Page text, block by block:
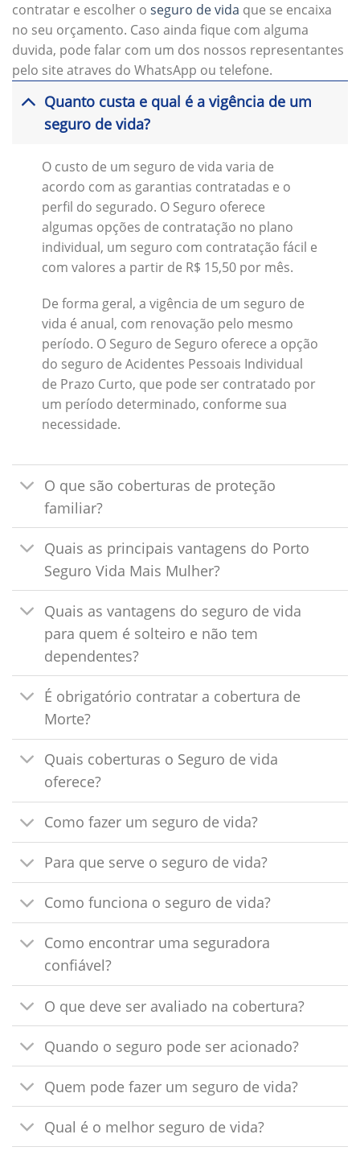
contratar e escolher o seguro de vida que se encaixa
no seu orçamento. Caso ainda fique com alguma
duvida, pode falar com um dos nossos representantes
pelo site atraves do WhatsApp ou telefone.
Quanto custa e qual é a vigência de um
seguro de vida?
O custo de um seguro de vida varia de
acordo com as garantias contratadas e o
perfil do segurado. O Seguro oferece
algumas opções de contratação no plano
individual, um seguro com contratação fácil e
com valores a partir de R$ 15,50 por mês.
De forma geral, a vigência de um seguro de
vida é anual, com renovação pelo mesmo
período. O Seguro de Seguro oferece a opção
do seguro de Acidentes Pessoais Individual
de Prazo Curto, que pode ser contratado por
um período determinado, conforme sua
necessidade.
O que são coberturas de proteção
familiar?
Quais as principais vantagens do Porto
Seguro Vida Mais Mulher?
Quais as vantagens do seguro de vida
para quem é solteiro e não tem
dependentes?
É obrigatório contratar a cobertura de
Morte?
Quais coberturas o Seguro de vida
oferece?
Como fazer um seguro de vida?
Para que serve o seguro de vida?
Como funciona o seguro de vida?
Como encontrar uma seguradora
confiável?
O que deve ser avaliado na cobertura?
Quando o seguro pode ser acionado?
Quem pode fazer um seguro de vida?
Qual é o melhor seguro de vida?